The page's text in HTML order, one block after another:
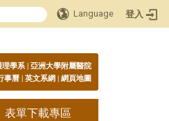
Language 登入
:::
理學系 | 亞洲大學附屬醫院
事曆 | 英文系網 | 網頁地圖
表單下載專區